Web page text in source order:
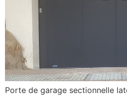
Porte de garage sectionnelle